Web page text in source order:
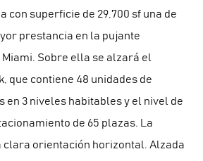
con superficie de 29,700 sf una de
prestancia en la pujante
Sobre ella se alzará el
que contiene 48 unidades de
en 3 niveles habitables y el nivel de
de 65 plazas. La
clara orientación horizontal. Alzada